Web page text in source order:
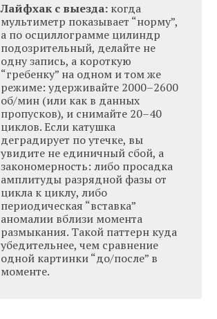
Лайфхак с выезда: когда
мультиметр показывает “норму”,
а по осциллограмме цилиндр
подозрительный, делайте не
одну запись, а короткую
“гребенку” на одном и том же
режиме: удерживайте 2000–2600
об/мин (или как в данных
пропусков), и снимайте 20–40
циклов. Если катушка
деградирует по утечке, вы
увидите не единичный сбой, а
закономерность: либо просадка
амплитуды разрядной фазы от
цикла к циклу, либо
периодическая “вставка”
аномалии вблизи момента
размыкания. Такой паттерн куда
убедительнее, чем сравнение
одной картинки “до/после” в
моменте.